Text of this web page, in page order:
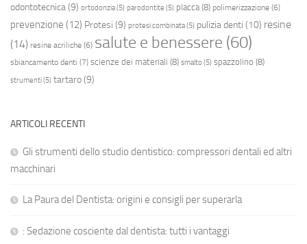
odontotecnica (9) ortodonzia(5) parodontite (5) placca(8) polimerizzazione (6)
prevenzione (12) Protesi (9) protesi combinata(5) pulizia denti (10) resine
(14) resine acriliche (6) salute e benessere (60)
sbiancamento denti (7) scienze dei materiali (8) smalto(5) spazzolino (8)
strumenti(5) tartaro(9)
ARTICOLI RECENTI
Gli strumenti dello studio dentistico: compressori dentali ed altri
macchinari
La Paura del Dentista: origini e consigli per superarla
: Sedazione cosciente dal dentista: tutti i vantaggi